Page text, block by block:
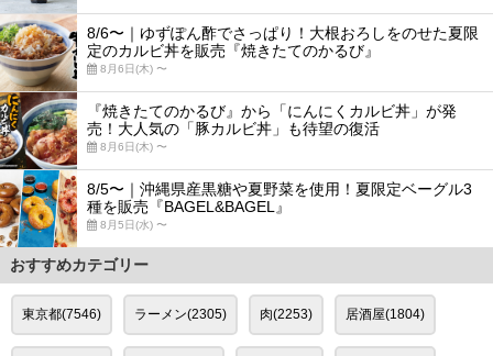
8/6〜｜ゆずぽん酢でさっぱり！大根おろしをのせた夏限
定のカルビ丼を販売『焼きたてのかるび』
8月6日(木) 〜
『焼きたてのかるび』から「にんにくカルビ丼」が発
売！大人気の「豚カルビ丼」も待望の復活
8月6日(木) 〜
8/5〜｜沖縄県産黒糖や夏野菜を使用！夏限定ベーグル3
種を販売『BAGEL&BAGEL』
8月5日(水) 〜
おすすめカテゴリー
東京都(7546) ラーメン(2305) 肉(2253) 居酒屋(1804)